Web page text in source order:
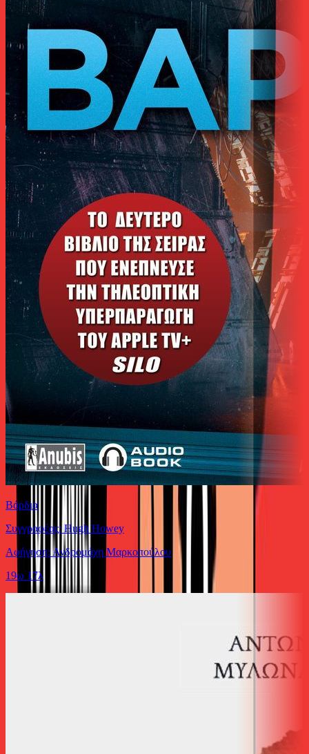
Βάρδια
Συγγραφέας: Hugh Howey
Αφήγηση: Ανδρομάχη Μαρκοπούλου
19ω 17λ